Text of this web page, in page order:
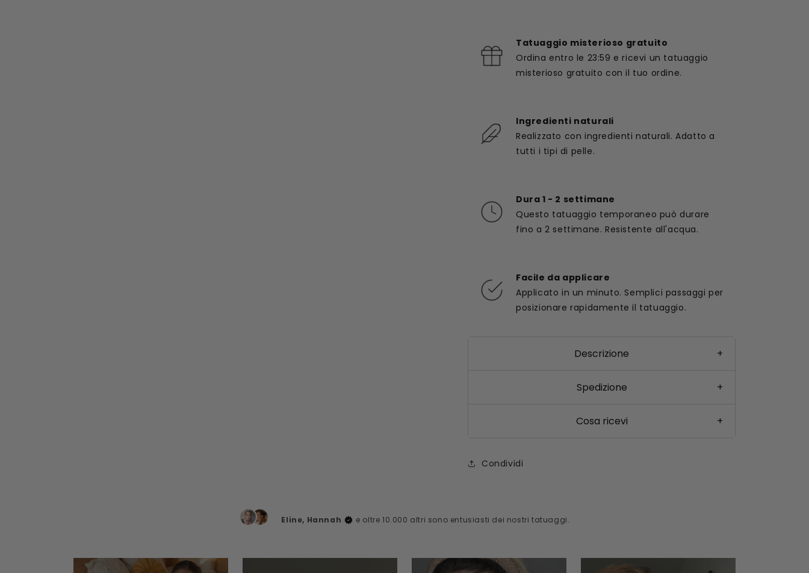
Tatuaggio misterioso gratuito
Ordina entro le 23:59 e ricevi un tatuaggio
misterioso gratuito con il tuo ordine.
Ingredienti naturali
Realizzato con ingredienti naturali. Adatto a
tutti i tipi di pelle.
Dura 1 - 2 settimane
Questo tatuaggio temporaneo può durare
fino a 2 settimane. Resistente all'acqua.
Facile da applicare
Applicato in un minuto. Semplici passaggi per
posizionare rapidamente il tatuaggio.
Descrizione +
Spedizione +
Cosa ricevi +
Condividi
Eline, Hannah e oltre 10.000 altri sono entusiasti dei nostri tatuaggi.